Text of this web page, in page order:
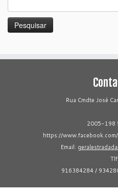
por:
Rua Cmdte José
2005-198
https://
Email:
Tlf:
916384284 /